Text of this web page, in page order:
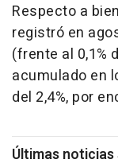
Respecto a
registró en
(frente al 0,1%
acumulado en
del 2,4%, por
Últimas